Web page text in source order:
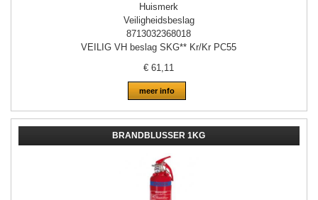
Huismerk
Veiligheidsbeslag
8713032368018
VEILIG VH beslag SKG** Kr/Kr PC55
€61,11
meer info
BRANDBLUSSER 1KG